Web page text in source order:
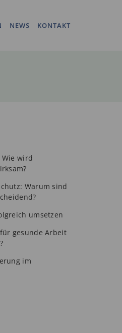
NEWS KONTAKT
wird
Warum sind
umsetzen
gesunde Arbeit
im